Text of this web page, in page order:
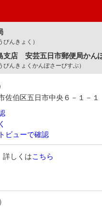
びんきょく）
店 安芸五日市郵便局かん
びんきょくかんぽさーびすぶ）
佐伯区五日市中央６－１－１
ビューで確認
うゆう
詳しくはこちら